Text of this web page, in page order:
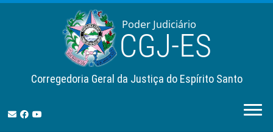
Corregedoria Geral da Justiça do Espírito Santo